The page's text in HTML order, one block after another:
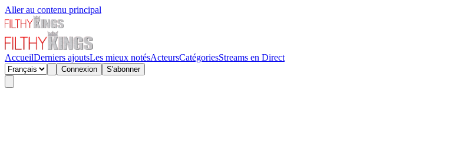
Aller au contenu principal
AccueilDerniers ajoutsLes mieux notésActeursCatégoriesStreams en Direct
Connexion S'abonner